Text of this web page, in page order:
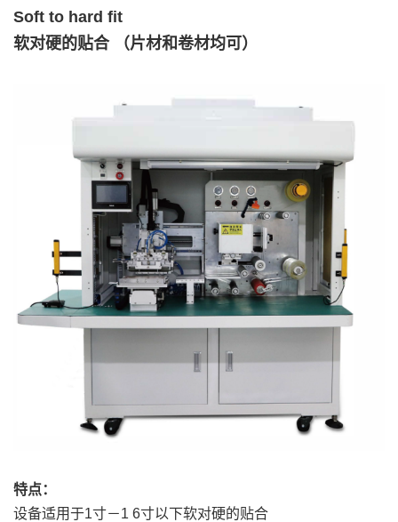
Soft to hard fit
软对硬的贴合 （片材和卷材均可）
特点：
设备适用于1寸－1 6寸以下软对硬的贴合